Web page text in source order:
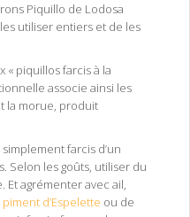
Piquillo de Lodosa
utiliser entiers et de les
« piquillos farcis à la
associe ainsi les
la morue, produit
farcis d’un
Selon les goûts, utiliser du
Et agrémenter avec ail,
piment d’Espelette ou de